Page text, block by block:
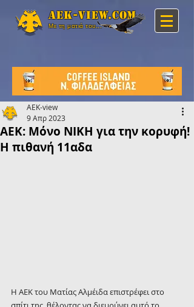
Aek-view.com
Με τη ματιά του...
ΑΕΚ: Μόνο ΝΙΚΗ για την κορυφή!
Η πιθανή 11αδα
AEK-view
9 Απρ 2023
H ΑΕΚ του Ματίας Αλμέιδα επιστρέφει στο